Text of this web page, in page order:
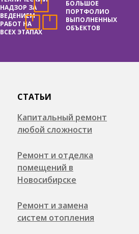
НАДЗОР ЗА
ВЕДЕНИЕМ
РАБОТ НА
ВСЕХ ЭТАПАХ
БОЛЬШОЕ
ПОРТФОЛИО
ВЫПОЛНЕННЫХ
ОБЪЕКТОВ
СТАТЬИ
Капитальный ремонт
любой сложности
Ремонт и отделка
помещений в
Новосибирске
Ремонт и замена
систем отопления